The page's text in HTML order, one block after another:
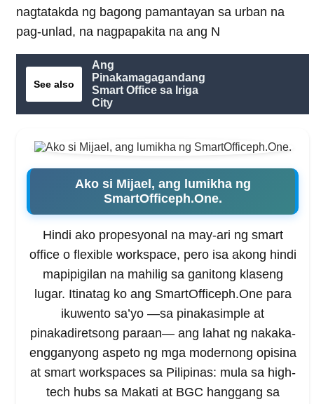
nagtatakda ng bagong pamantayan sa urban na
pag-unlad, na nagpapakita na ang N
See also
Ang
Pinakamagagandang
Smart Office sa Iriga
City
Ako si Mijael, ang lumikha ng
SmartOfficeph.One.
Hindi ako propesyonal na may-ari ng smart
office o flexible workspace, pero isa akong hindi
mapipigilan na mahilig sa ganitong klaseng
lugar. Itinatag ko ang SmartOfficeph.One para
ikuwento sa’yo —sa pinakasimple at
pinakadiretsong paraan— ang lahat ng nakaka-
engganyong aspeto ng mga modernong opisina
at smart workspaces sa Pilipinas: mula sa high-
tech hubs sa Makati at BGC hanggang sa